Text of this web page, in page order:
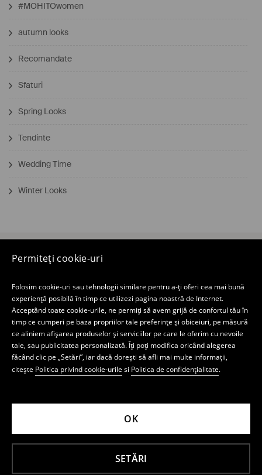
Permiteți cookie-uri
Folosim cookie-uri sau tehnologii similare pentru a-ți oferi cea mai bună
experiență posibilă în timp ce utilizezi pagina noastră de Internet.
Acceptând toate cookie-urile, ne permiți să avem grijă de confortul tău în
timp ce cumperi pe baza propriilor tale preferințe și obiceiuri, pe măsură
ce aliniem afișarea produselor și serviciilor pe care le oferim cu nevoile
tale, sau publicitatea personalizată. Îți poți modifica oricând alegerea
făcând clic pe „Setări”, iar dacă dorești să afli mai multe informații,
citește Politica privind cookie-urile si Politica de confidențialitate.
SETĂRI
OK
#MOHITOwomen
autumn looks
Recomandate
Sfaturi
Spring Looks
Tendinte
Wedding Time
Winter Looks
Magazin electronic
Newsletter
Abonați-mă la newsletter
Social media
LPP ROMANIA FASHION S.R.L., având sediul în București Calea Griviței, nr.
84-98 și 100-102, The Mark Tower, Aripa de Est, etaj 6, Sector 1,
înmatriculată la Registrul Comerţului din Bucureşti sub nr. J40/17329/2007
având CUI: RO22418650 (numit în cele ce urmează şi LPP RO)
Setări cookiePolitica de confidențialitatePolitica privind cookie